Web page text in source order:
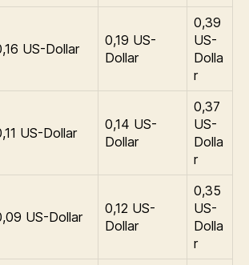
US-Dollar
0,19 US-
Dollar
0,39
US-
Dolla
r
US-Dollar
0,14 US-
Dollar
0,37
US-
Dolla
r
US-Dollar
0,12 US-
Dollar
0,35
US-
Dolla
r